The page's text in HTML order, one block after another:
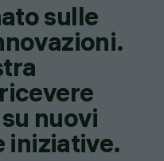
sulle
nuovi
iniziative.